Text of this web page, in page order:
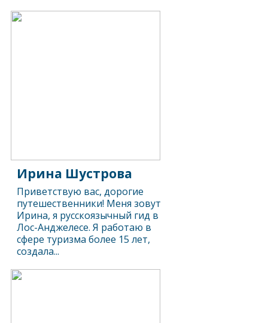
Ирина Шустрова
Приветствую вас, дорогие
путешественники! Меня зовут
Ирина, я русскоязычный гид в
Лос-Анджелесе. Я работаю в
сфере туризма более 15 лет,
создала...